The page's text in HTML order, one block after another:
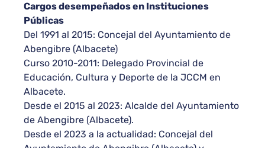
Cargos desempeñados en Instituciones
Públicas
Del 1991 al 2015: Concejal del Ayuntamiento de
Abengibre (Albacete)
Curso 2010-2011: Delegado Provincial de
Educación, Cultura y Deporte de la JCCM en
Albacete.
Desde el 2015 al 2023: Alcalde del Ayuntamiento
de Abengibre (Albacete).
Desde el 2023 a la actualidad: Concejal del